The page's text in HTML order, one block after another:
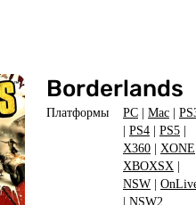
Borderlands
Платформы PC | Mac |
| PS4 | PS5 |
X360 | XONE
XBOXSX |
NSW |
| NSW2